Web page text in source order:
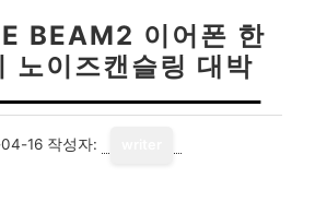
BEAM2 이어폰 한
노이즈캔슬링 대박
16 작성자: